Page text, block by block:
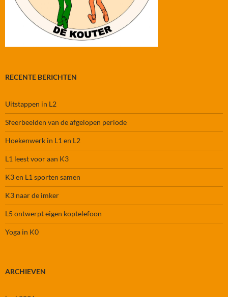
RECENTE BERICHTEN
Uitstappen in L2
Sfeerbeelden van de afgelopen periode
Hoekenwerk in L1 en L2
L1 leest voor aan K3
K3 en L1 sporten samen
K3 naar de imker
L5 ontwerpt eigen koptelefoon
Yoga in K0
ARCHIEVEN